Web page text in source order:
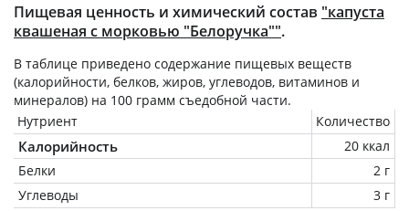
Пищевая ценность и химический состав "капуста
квашеная с морковью "Белоручка"".
В таблице приведено содержание пищевых веществ
(калорийности, белков, жиров, углеводов, витаминов и
минералов) на 100 грамм съедобной части.
Нутриент
Количество
Калорийность
20 ккал
Белки
2 г
Углеводы
3 г